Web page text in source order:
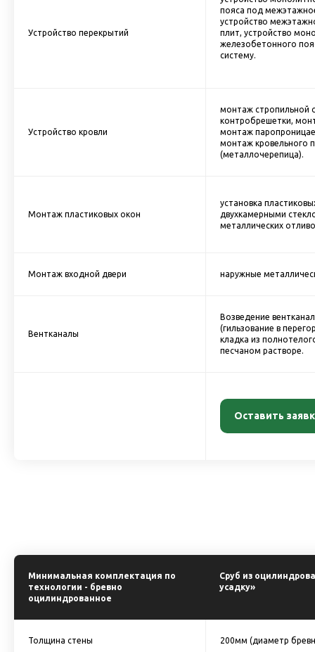
Устройство перекрытий
пояса под
устройство
плит, устройство
железобетонного
систему.
Устройство кровли
монтаж стропильной
контробрешетки,
монтаж
монтаж кровельного
(металлочерепица).
Монтаж пластиковых окон
установка
двухкамерными
металлических
Монтаж входной двери наружные
Вентканалы
Возведение
(гильзование в
кладка из
песчаном растворе.
Оставить
Минимальная комплектация по
технологии - бревно
оцилиндрованное
Сруб из
усадку»
Толщина стены 200мм (диаметр